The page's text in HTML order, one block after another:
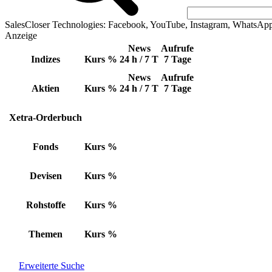
SalesCloser Technologies: Facebook, YouTube, Instagram,
Anzeige
Indizes Kurs %
News
24 h / 7 T
Aufrufe
7 Tage
Aktien Kurs %
News
24 h / 7 T
Aufrufe
7 Tage
Xetra-Orderbuch
Fonds Kurs %
Devisen Kurs %
Rohstoffe Kurs %
Themen Kurs %
Erweiterte Suche